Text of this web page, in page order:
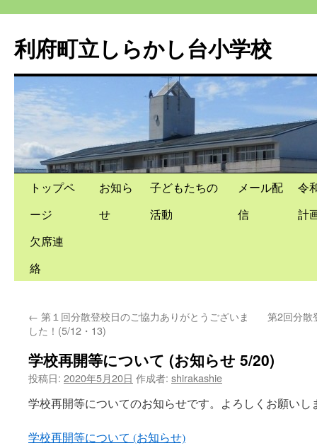
利府町立しらかし台小学校
ン
へ
キ
ッ
トップペ
ージ
お知ら
せ
子どもたちの
活動
メール配
信
令
計
欠席連
絡
← 第１回分散登校日のご協力ありがとうございま
した！(5/12・13)
第2回分散
学校再開等について (お知らせ 5/20)
投稿日: 2020年5月20日 作成者: shirakashie
学校再開等についてのお知らせです。よろしくお願いし
学校再開等について (お知らせ)